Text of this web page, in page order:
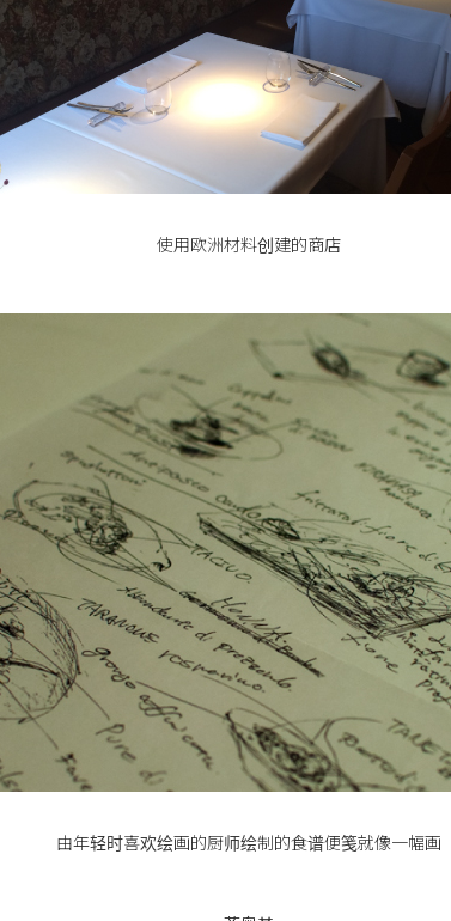
使用欧洲材料创建的商店
由年轻时喜欢绘画的厨师绘制的食谱便笺就像一幅画